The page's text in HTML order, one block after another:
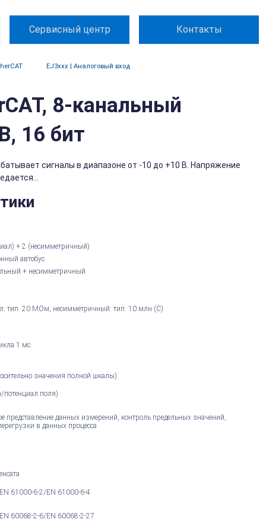
Сервисный центр Контакты
EJ3xxx | Аналоговый вход
8-канальный
16 бит
сигналы в диапазоне от -10 до +10 В. Напряжение
+ 2 (несимметричный)
автобус
+ несимметричный
тип. 20 МОм, несимметричный: тип. 10 млн (C)
1 мс
значения полной шкалы)
поля)
представление данных измерений, контроль предельных значений,
в данных процесса
EN 61000-6-2/EN 61000-6-4
EN 60068-2-6/EN 60068-2-27